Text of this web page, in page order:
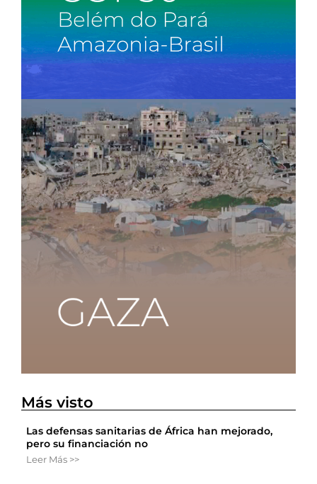
Más visto
Las defensas sanitarias de África han mejorado,
pero su financiación no
Leer Más >>